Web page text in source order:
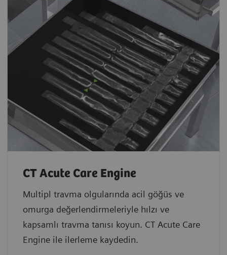
CT Acute Care Engine
Multipl travma olgularında acil göğüs ve
omurga değerlendirmeleriyle hılzı ve
kapsamlı travma tanısı koyun. CT Acute Care
Engine ile ilerleme kaydedin.